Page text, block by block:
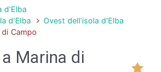
d'Elba
d'Elba
Ovest dell'isola d'Elba
Campo
Marina di